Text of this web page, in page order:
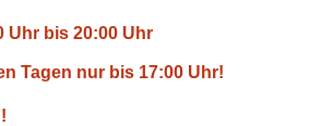
Uhr bis 20:00 Uhr
Tagen nur bis 17:00 Uhr!